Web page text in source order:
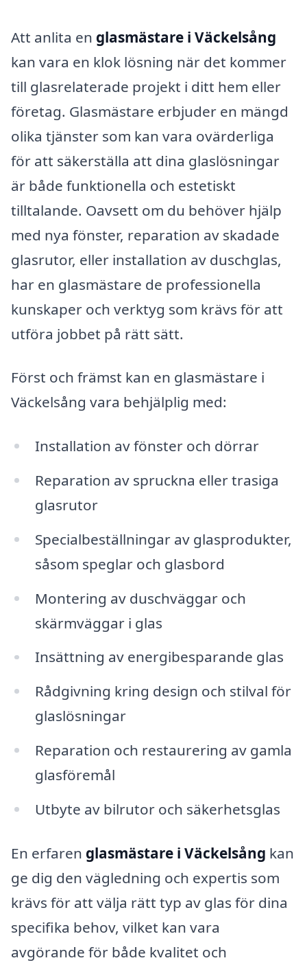
Att anlita en glasmästare i Väckelsång
kan vara en klok lösning när det kommer
till glasrelaterade projekt i ditt hem eller
företag. Glasmästare erbjuder en mängd
olika tjänster som kan vara ovärderliga
för att säkerställa att dina glaslösningar
är både funktionella och estetiskt
tilltalande. Oavsett om du behöver hjälp
med nya fönster, reparation av skadade
glasrutor, eller installation av duschglas,
har en glasmästare de professionella
kunskaper och verktyg som krävs för att
utföra jobbet på rätt sätt.
Först och främst kan en glasmästare i
Väckelsång vara behjälplig med:
Installation av fönster och dörrar
Reparation av spruckna eller trasiga
glasrutor
Specialbeställningar av glasprodukter,
såsom speglar och glasbord
Montering av duschväggar och
skärmväggar i glas
Insättning av energibesparande glas
Rådgivning kring design och stilval för
glaslösningar
Reparation och restaurering av gamla
glasföremål
Utbyte av bilrutor och säkerhetsglas
En erfaren glasmästare i Väckelsång kan
ge dig den vägledning och expertis som
krävs för att välja rätt typ av glas för dina
specifika behov, vilket kan vara
avgörande för både kvalitet och